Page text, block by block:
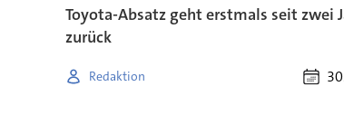
Toyota-Absatz geht erstmals seit zwei
zurück
Redaktion